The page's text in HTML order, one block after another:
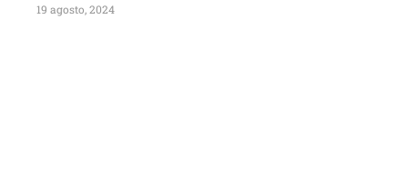
19 agosto, 2024